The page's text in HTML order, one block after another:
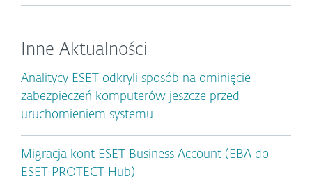
Inne Aktualności
Analitycy ESET odkryli sposób na ominięcie
zabezpieczeń komputerów jeszcze przed
uruchomieniem systemu
Migracja kont ESET Business Account (EBA do
ESET PROTECT Hub)